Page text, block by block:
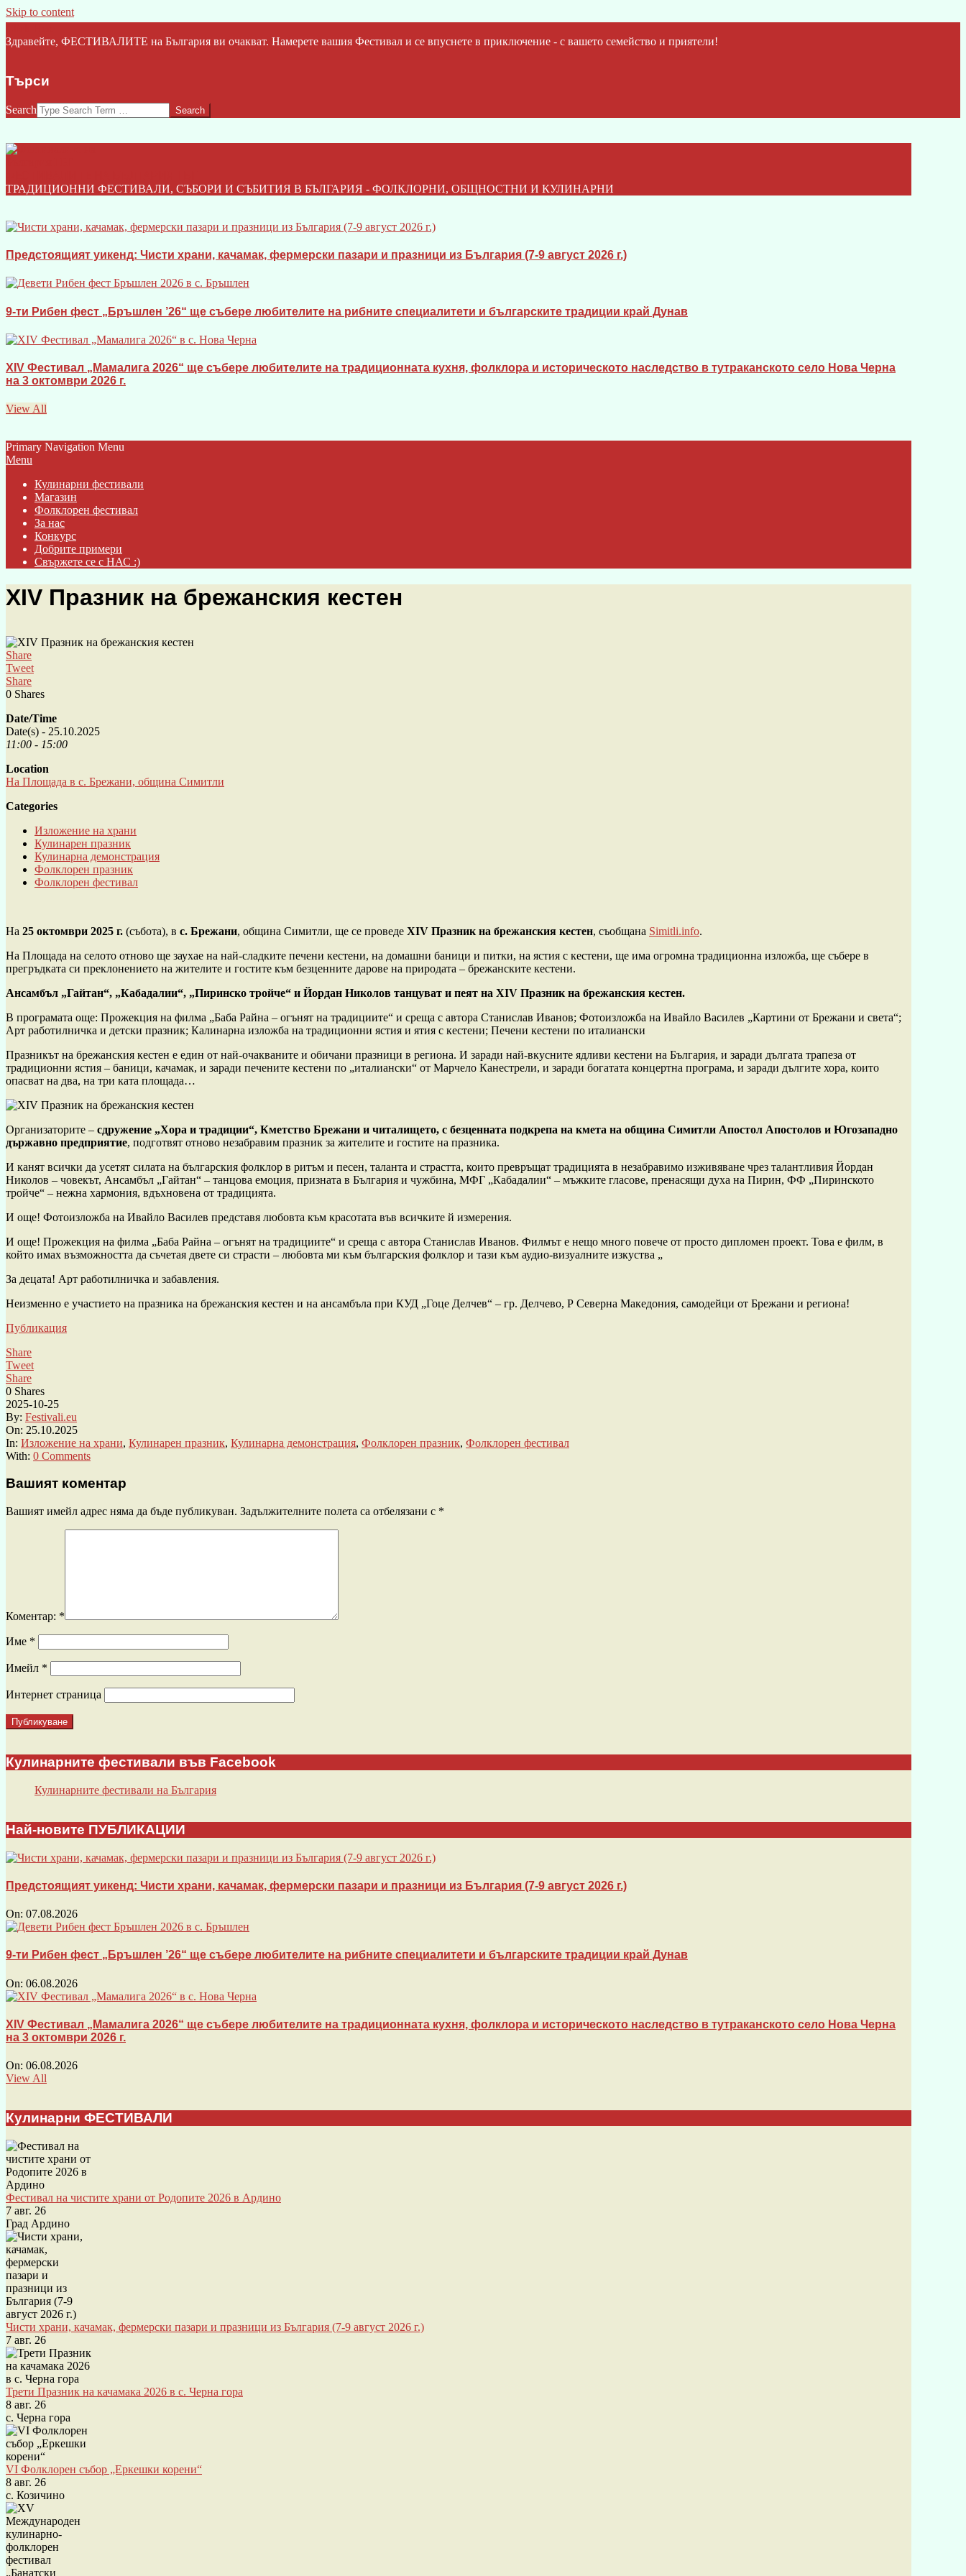
Skip to content
Здравейте, ФЕСТИВАЛИТЕ на България ви очакват. Намерете вашия Фестивал и се впуснете в приключение - с вашето семейство и приятели!
Търси
Search
ТРАДИЦИОННИ ФЕСТИВАЛИ, СЪБОРИ И СЪБИТИЯ В БЪЛГАРИЯ - ФОЛКЛОРНИ, ОБЩНОСТНИ И КУЛИНАРНИ
Предстоящият уикенд: Чисти храни, качамак, фермерски пазари и празници из България (7-9 август 2026 г.)
9-ти Рибен фест „Бръшлен ’26“ ще събере любителите на рибните специалитети и българските традиции край Дунав
XIV Фестивал „Мамалига 2026“ ще събере любителите на традиционната кухня, фолклора и историческото наследство в тутраканското село Нова Черна
на 3 октомври 2026 г.
View All
Primary Navigation Menu
Menu
Кулинарни фестивали
Магазин
Фолклорен фестивал
За нас
Конкурс
Добрите примери
Свържете се с НАС :)
XIV Празник на брежанския кестен
Share
Tweet
Share
0 Shares
Date/Time
Date(s) - 25.10.2025
11:00 - 15:00
Location
На Площада в с. Брежани, община Симитли
Categories
Изложение на храни
Кулинарен празник
Кулинарна демонстрация
Фолклорен празник
Фолклорен фестивал
На 25 октомври 2025 г. (събота), в с. Брежани, община Симитли, ще се проведе XIV Празник на брежанския кестен, съобщана Simitli.info.
На Площада на селото отново ще заухае на най-сладките печени кестени, на домашни баници и питки, на ястия с кестени, ще има огромна традиционна изложба, ще събере в
прегръдката си преклонението на жителите и гостите към безценните дарове на природата – брежанските кестени.
Ансамбъл „Гайтан“, „Кабадалии“, „Пиринско тройче“ и Йордан Николов танцуват и пеят на XIV Празник на брежанския кестен.
В програмата още: Прожекция на филма „Баба Райна – огънят на традициите“ и среща с автора Станислав Иванов; Фотоизложба на Ивайло Василев „Картини от Брежани и света“;
Арт работилничка и детски празник; Калинарна изложба на традиционни ястия и ятия с кестени; Печени кестени по италиански
Празникът на брежанския кестен е един от най-очакваните и обичани празници в региона. И заради най-вкусните ядливи кестени на България, и заради дългата трапеза от
традиционни ястия – баници, качамак, и заради печените кестени по „италиански“ от Марчело Канестрели, и заради богатата концертна програма, и заради дългите хора, които
опасват на два, на три ката площада…
Организаторите – сдружение „Хора и традиции“, Кметство Брежани и читалището, с безценната подкрепа на кмета на община Симитли Апостол Апостолов и Югозападно
държавно предприятие, подготвят отново незабравим празник за жителите и гостите на празника.
И канят всички да усетят силата на българския фолклор в ритъм и песен, таланта и страстта, които превръщат традицията в незабравимо изживяване чрез талантливия Йордан
Николов – човекът, Ансамбъл „Гайтан“ – танцова емоция, призната в България и чужбина, МФГ „Кабадалии“ – мъжките гласове, пренасящи духа на Пирин, ФФ „Пиринското
тройче“ – нежна хармония, вдъхновена от традицията.
И още! Фотоизложба на Ивайло Василев представя любовта към красотата във всичките й измерения.
И още! Прожекция на филма „Баба Райна – огънят на традициите“ и среща с автора Станислав Иванов. Филмът е нещо много повече от просто дипломен проект. Това е филм, в
който имах възможността да съчетая двете си страсти – любовта ми към българския фолклор и тази към аудио-визуалните изкуства „
За децата! Арт работилничка и забавления.
Неизменно е участието на празника на брежанския кестен и на ансамбълa при КУД „Гоце Делчев“ – гр. Делчево, Р Северна Македония, самодейци от Брежани и региона!
Публикация
Share
Tweet
Share
0 Shares
2025-10-25
By: Festivali.eu
On: 25.10.2025
In: Изложение на храни, Кулинарен празник, Кулинарна демонстрация, Фолклорен празник, Фолклорен фестивал
With: 0 Comments
Вашият коментар
Вашият имейл адрес няма да бъде публикуван. Задължителните полета са отбелязани с *
Коментар: *
Име *
Имейл *
Интернет страница
Кулинарните фестивали във Facebook
Кулинарните фестивали на България
Най-новите ПУБЛИКАЦИИ
Предстоящият уикенд: Чисти храни, качамак, фермерски пазари и празници из България (7-9 август 2026 г.)
On: 07.08.2026
9-ти Рибен фест „Бръшлен ’26“ ще събере любителите на рибните специалитети и българските традиции край Дунав
On: 06.08.2026
XIV Фестивал „Мамалига 2026“ ще събере любителите на традиционната кухня, фолклора и историческото наследство в тутраканското село Нова Черна
на 3 октомври 2026 г.
On: 06.08.2026
View All
Кулинарни ФЕСТИВАЛИ
Фестивал на чистите храни от Родопите 2026 в Ардино
7 авг. 26
Град Ардино
Чисти храни, качамак, фермерски пазари и празници из България (7-9 август 2026 г.)
7 авг. 26
Трети Празник на качамака 2026 в с. Черна гора
8 авг. 26
с. Черна гора
VI Фолклорен събор „Еркешки корени“
8 авг. 26
с. Козичино